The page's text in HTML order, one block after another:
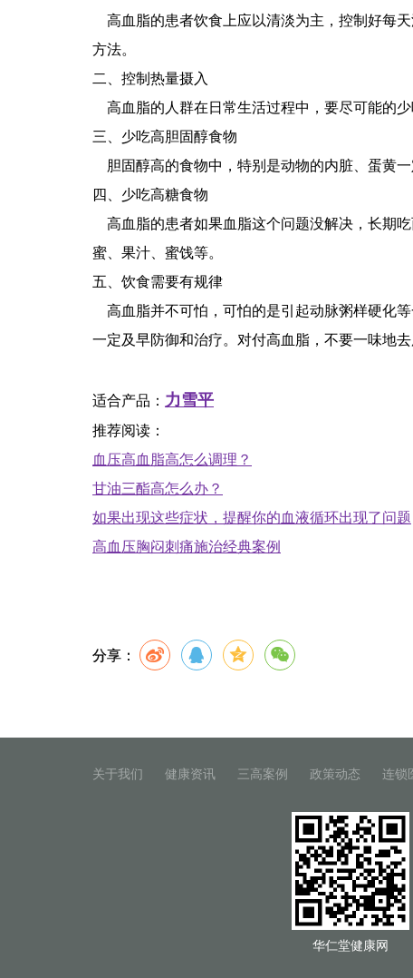
高血脂的患者饮食上应以清淡为主，控制好每
方法。
二、控制热量摄入
高血脂的人群在日常生活过程中，要尽可能的
三、少吃高胆固醇食物
胆固醇高的食物中，特别是动物的内脏、蛋黄
四、少吃高糖食物
高血脂的患者如果血脂这个问题没解决，长期
蜜、果汁、蜜饯等。
五、饮食需要有规律
高血脂并不可怕，可怕的是引起动脉粥样硬化
一定及早防御和治疗。对付高血脂，不要一味地
适合产品： 力雪平
推荐阅读：
血压高血脂高怎么调理？
甘油三酯高怎么办？
如果出现这些症状，提醒你的血液循环出现了问题
高血压胸闷刺痛施治经典案例
分享：
关于我们 健康资讯 三高案例 政策动态 连锁
华仁堂健康网